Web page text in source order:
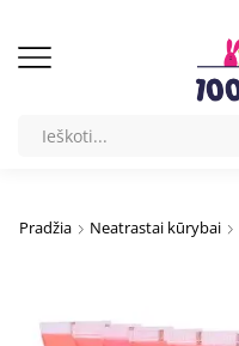
Pradžia Neatrastai kūrybai